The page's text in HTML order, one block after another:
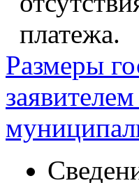
платежа.
Размеры